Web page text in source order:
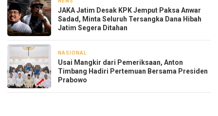
JAKA Jatim Desak KPK Jemput Paksa Anwar
Sadad, Minta Seluruh Tersangka Dana Hibah
Jatim Segera Ditahan
NASIONAL
Usai Mangkir dari Pemeriksaan, Anton
Timbang Hadiri Pertemuan Bersama Presiden
Prabowo